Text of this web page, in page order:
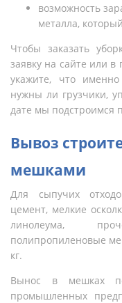
возможность
металла,
Чтобы заказать
заявку на сайте или
укажите, что
нужны ли грузчики,
дате мы подстроимся
Вывоз
мешками
Для сыпучих
цемент, мелкие
линолеума,
полипропиленовые
кг.
Вынос в мешках
промышленных